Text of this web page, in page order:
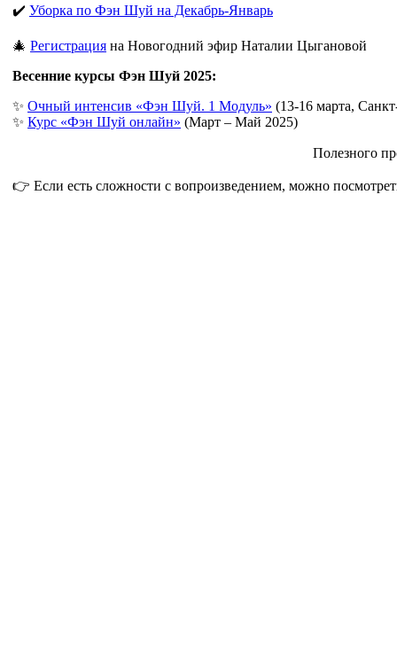
✔️ Уборка по Фэн Шуй на Декабрь-Январь
🎄 Регистрация на Новогодний эфир Наталии Цыгановой
Весенние курсы Фэн Шуй 2025:
✨ Очный интенсив «Фэн Шуй. 1 Модуль» (13-16 марта,
✨ Курс «Фэн Шуй онлайн» (Март – Май 2025)
Полезного
👉 Если есть сложности с вопроизведением, можно